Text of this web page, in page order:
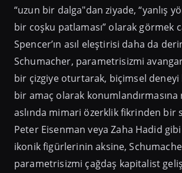
“uzun bir dalga"dan ziyade, “yanlış
bir coşku patlaması” olarak görmek
Spencer’ın asıl eleştirisi daha da
Schumacher, parametrisizmi
bir çizgiye oturtarak, biçimsel
bir amaç olarak konumlandırmasına
aslında mimari özerklik fikrinden bir
Peter Eisenman veya Zaha Hadid
ikonik figürlerinin aksine,
parametrisizmi çağdaş kapitalist